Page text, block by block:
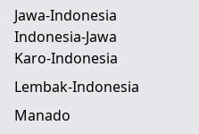
Jawa-Indonesia
Indonesia-Jawa
Karo-Indonesia
Lembak-Indonesia
Manado